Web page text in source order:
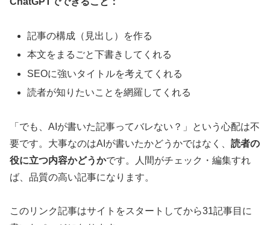
記事の構成（見出し）を作る
本文をまるごと下書きしてくれる
SEOに強いタイトルを考えてくれる
読者が知りたいことを網羅してくれる
「でも、AIが書いた記事ってバレない？」という心配は不
要です。大事なのはAIが書いたかどうかではなく、 読者の
役に立つ内容かどうかです。人間がチェック・編集すれ
ば、品質の高い記事になります。
このリンク記事はサイトをスタートしてから31記事目に